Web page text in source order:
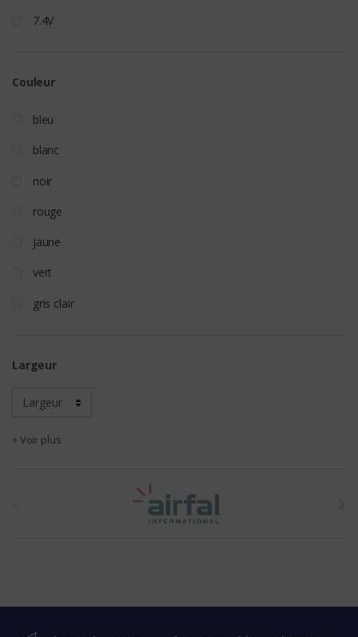
7.4V
Couleur
bleu
blanc
noir
rouge
jaune
vert
gris clair
Largeur
+ Voir plus
r